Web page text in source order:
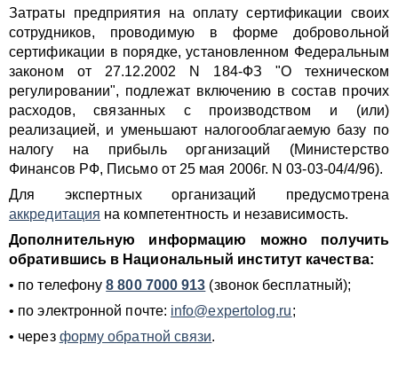
Затраты предприятия на оплату сертификации своих
сотрудников, проводимую в форме добровольной
сертификации в порядке, установленном Федеральным
законом от 27.12.2002 N 184-ФЗ "О техническом
регулировании", подлежат включению в состав прочих
расходов, связанных с производством и (или)
реализацией, и уменьшают налогооблагаемую базу по
налогу на прибыль организаций (Министерство
Финансов РФ, Письмо от 25 мая 2006г. N 03-03-04/4/96).
Для экспертных организаций предусмотрена
аккредитация на компетентность и независимость.
Дополнительную информацию можно получить
обратившись в Национальный институт качества:
• по телефону8 800 7000 913 (звонок бесплатный);
• по электронной почте: info@expertolog.ru;
• через форму обратной связи.